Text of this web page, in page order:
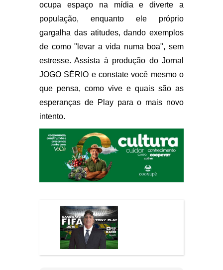
ocupa espaço na mídia e diverte a
população, enquanto ele próprio
gargalha das atitudes, dando exemplos
de como "levar a vida numa boa", sem
estresse. Assista à produção do Jornal
JOGO SÉRIO e constate você mesmo o
que pensa, como vive e quais são as
esperanças de Play para o mais novo
intento.